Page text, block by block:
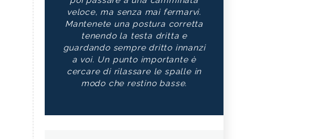
veloce, ma senza mai fermarvi.
Mantenete una postura corretta
tenendo la testa dritta e
guardando sempre dritto innanzi
a voi. Un punto importante è
cercare di rilassare le spalle in
modo che restino basse.